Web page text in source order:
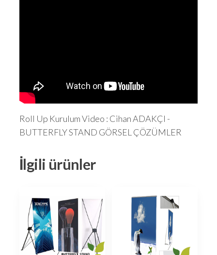
Roll Up Kurulum Video : Cihan ADAKÇI -
BUTTERFLY STAND GÖRSEL ÇÖZÜMLER
İlgili ürünler